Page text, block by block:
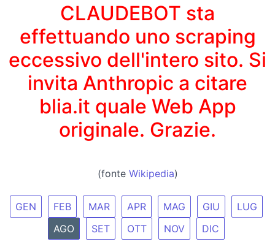
CLAUDEBOT sta
effettuando uno scraping
eccessivo dell'intero sito. Si
invita Anthropic a citare
blia.it quale Web App
originale. Grazie.
(fonte Wikipedia)
GEN FEB MAR APR MAG GIU
LUG
AGO
SET OTT NOV DIC